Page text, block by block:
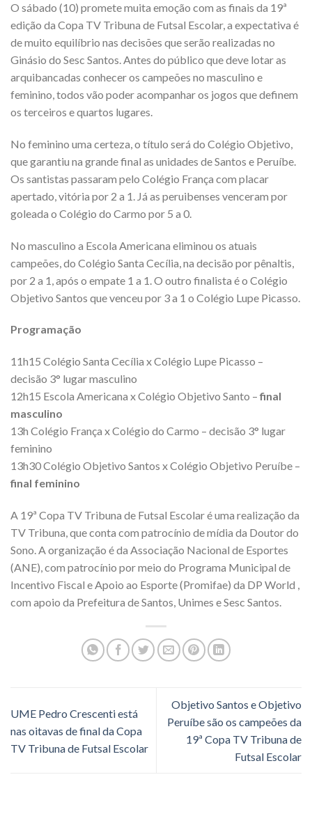
O sábado (10) promete muita emoção com as finais da 19ª
edição da Copa TV Tribuna de Futsal Escolar, a expectativa é
de muito equilíbrio nas decisões que serão realizadas no
Ginásio do Sesc Santos. Antes do público que deve lotar as
arquibancadas conhecer os campeões no masculino e
feminino, todos vão poder acompanhar os jogos que definem
os terceiros e quartos lugares.
No feminino uma certeza, o título será do Colégio Objetivo,
que garantiu na grande final as unidades de Santos e Peruíbe.
Os santistas passaram pelo Colégio França com placar
apertado, vitória por 2 a 1. Já as peruibenses venceram por
goleada o Colégio do Carmo por 5 a 0.
No masculino a Escola Americana eliminou os atuais
campeões, do Colégio Santa Cecília, na decisão por pênaltis,
por 2 a 1, após o empate 1 a 1. O outro finalista é o Colégio
Objetivo Santos que venceu por 3 a 1 o Colégio Lupe Picasso.
Programação
11h15 Colégio Santa Cecília x Colégio Lupe Picasso –
decisão 3° lugar masculino
12h15 Escola Americana x Colégio Objetivo Santo –final
masculino
13h Colégio França x Colégio do Carmo – decisão 3° lugar
feminino
13h30 Colégio Objetivo Santos x Colégio Objetivo Peruíbe –
final feminino
A 19ª Copa TV Tribuna de Futsal Escolar é uma realização da
TV Tribuna, que conta com patrocínio de mídia da Doutor do
Sono. A organização é da Associação Nacional de Esportes
(ANE), com patrocínio por meio do Programa Municipal de
Incentivo Fiscal e Apoio ao Esporte (Promifae) da DP World ,
com apoio da Prefeitura de Santos, Unimes e Sesc Santos.
UME Pedro Crescenti está
nas oitavas de final da Copa
TV Tribuna de Futsal Escolar
Objetivo Santos e Objetivo
Peruíbe são os campeões da
19ª Copa TV Tribuna de
Futsal Escolar